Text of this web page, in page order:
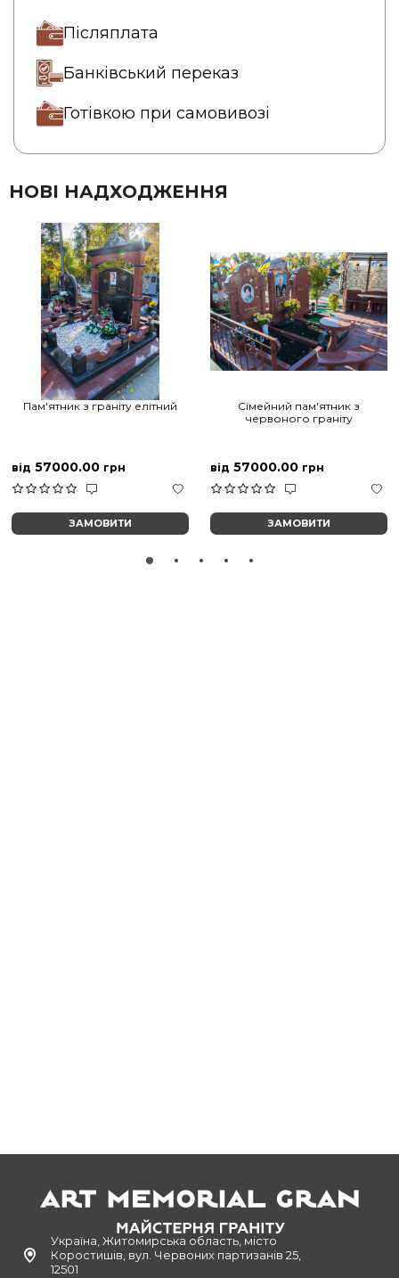
Післяплата
Банківський переказ
Готівкою при самовивозі
НОВІ НАДХОДЖЕННЯ
Пам'ятник з граніту елітний
від 57000.00 грн
ЗАМОВИТИ
Сімейний пам'ятник з
червоного граніту
від 57000.00 грн
ЗАМОВИТИ
Україна, Житомирська область, місто
Коростишів, вул. Червоних партизанів 25,
12501